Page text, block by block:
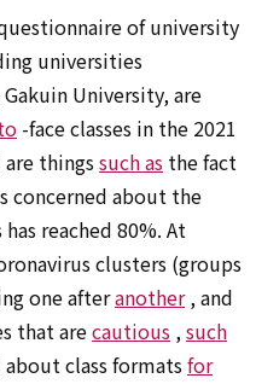
of university
universities
University, are
-face classes in the 2021
thingssuch as the fact
concerned about the
reached 80%. At
clusters (groups
one afteranother, and
that arecautious ,such
class formatsfor